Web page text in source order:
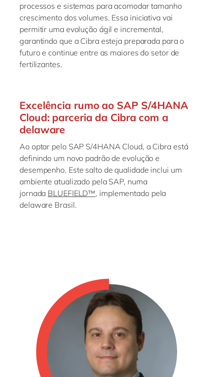
processos e sistemas para acomodar tamanho
crescimento dos volumes. Essa iniciativa vai
permitir uma evolução ágil e incremental,
garantindo que a Cibra esteja preparada para o
futuro e continue entre as maiores do setor de
fertilizantes.
Excelência rumo ao SAP S/4HANA
Cloud: parceria da Cibra com a
delaware
Ao optar pelo SAP S/4HANA Cloud, a Cibra está
definindo um novo padrão de evolução e
desempenho. Este salto de qualidade inclui um
ambiente atualizado pela SAP, numa
jornada BLUEFIELD™, implementado pela
delaware Brasil.